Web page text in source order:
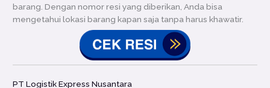
barang. Dengan nomor resi yang diberikan, Anda bisa
mengetahui lokasi barang kapan saja tanpa harus khawatir.
PT Logistik Express Nusantara